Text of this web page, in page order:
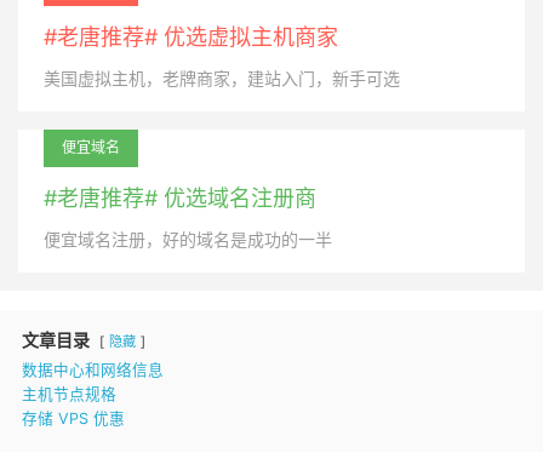
#老唐推荐# 优选虚拟主机商家
美国虚拟主机，老牌商家，建站入门，新手可选
便宜域名
#老唐推荐# 优选域名注册商
便宜域名注册，好的域名是成功的一半
文章目录 隐藏
数据中心和网络信息
主机节点规格
存储 VPS 优惠